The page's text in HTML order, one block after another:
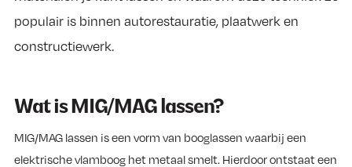
populair is binnen autorestauratie, plaatwerk en
constructiewerk.
Wat is MIG/MAG lassen?
MIG/MAG lassen is een vorm van booglassen waarbij een
elektrische vlamboog het metaal smelt. Hierdoor ontstaat een